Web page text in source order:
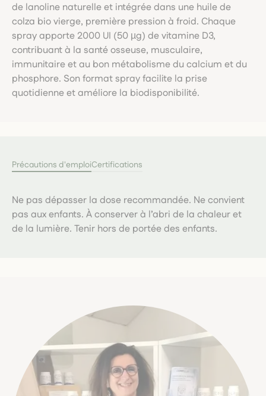
de lanoline naturelle et intégrée dans une huile de
colza bio vierge, première pression à froid. Chaque
spray apporte 2000 UI (50 µg) de vitamine D3,
contribuant à la santé osseuse, musculaire,
immunitaire et au bon métabolisme du calcium et du
phosphore. Son format spray facilite la prise
quotidienne et améliore la biodisponibilité.
Précautions d'emploiCertifications
Ne pas dépasser la dose recommandée. Ne convient
pas aux enfants. À conserver à l’abri de la chaleur et
de la lumière. Tenir hors de portée des enfants.